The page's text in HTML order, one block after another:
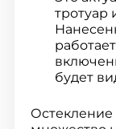
тротуар
будет